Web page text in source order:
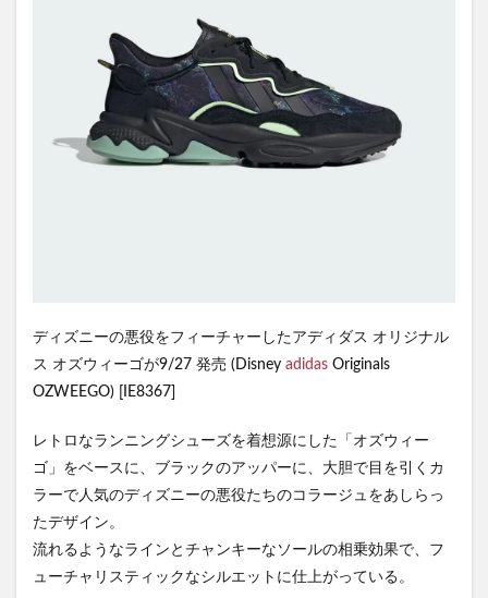
ディズニーの悪役をフィーチャーしたアディダス オリジナル
ス オズウィーゴが9/27 発売 (Disney adidas Originals
OZWEEGO) [IE8367]
レトロなランニングシューズを着想源にした「オズウィー
ゴ」をベースに、ブラックのアッパーに、大胆で目を引くカ
ラーで人気のディズニーの悪役たちのコラージュをあしらっ
たデザイン。
流れるようなラインとチャンキーなソールの相乗効果で、フ
ューチャリスティックなシルエットに仕上がっている。